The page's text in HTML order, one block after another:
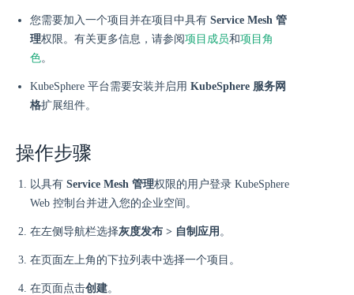
您需要加入一个项目并在项目中具有 Service Mesh 管
理权限。有关更多信息，请参阅项目成员和项目角
色。
KubeSphere 平台需要安装并启用 KubeSphere 服务网
格扩展组件。
操作步骤
以具有 Service Mesh 管理权限的用户登录 KubeSphere
Web 控制台并进入您的企业空间。
在左侧导航栏选择灰度发布 > 自制应用 。
在页面左上角的下拉列表中选择一个项目。
在页面点击创建。